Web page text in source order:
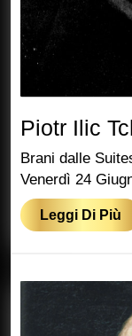
Piotr Ilic
Brani dalle
Venerdì 24
Leggi Di Più
Di